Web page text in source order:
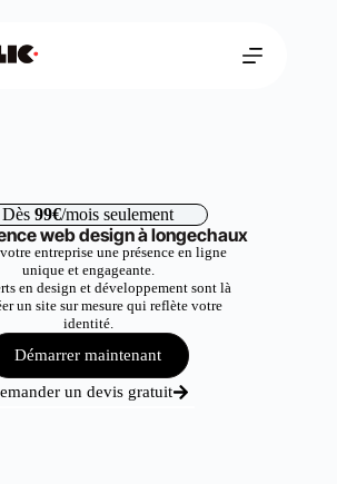
Dès 99€/mois seulement
web design à longechaux
entreprise une présence en ligne
unique et engageante.
en design et développement sont là
un site sur mesure qui reflète votre
identité.
Démarrer maintenant
un devis gratuit